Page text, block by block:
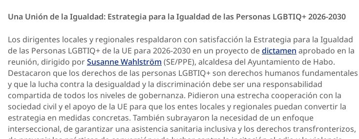
Una Unión de la Igualdad: Estrategia para la Igualdad de las Personas LGBTIQ+ 2026-2030
Los dirigentes locales y regionales respaldaron con satisfacción la Estrategia para la Igualdad
de las Personas LGBTIQ+ de la UE para 2026-2030 en un proyecto dedictamen aprobado en la
reunión, dirigido porSusanne Wahlström (SE/PPE), alcaldesa del Ayuntamiento de Habo.
Destacaron que los derechos de las personas LGBTIQ+ son derechos humanos fundamentales
y que la lucha contra la desigualdad y la discriminación debe ser una responsabilidad
compartida de todos los niveles de gobernanza. Pidieron una estrecha cooperación con la
sociedad civil y el apoyo de la UE para que los entes locales y regionales puedan convertir la
estrategia en medidas concretas. También subrayaron la necesidad de un enfoque
interseccional, de garantizar una asistencia sanitaria inclusiva y los derechos transfronterizos,